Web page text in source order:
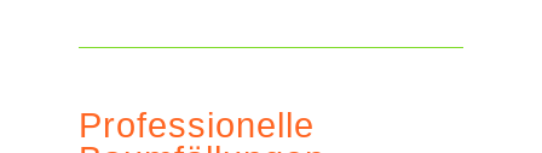
Professionelle